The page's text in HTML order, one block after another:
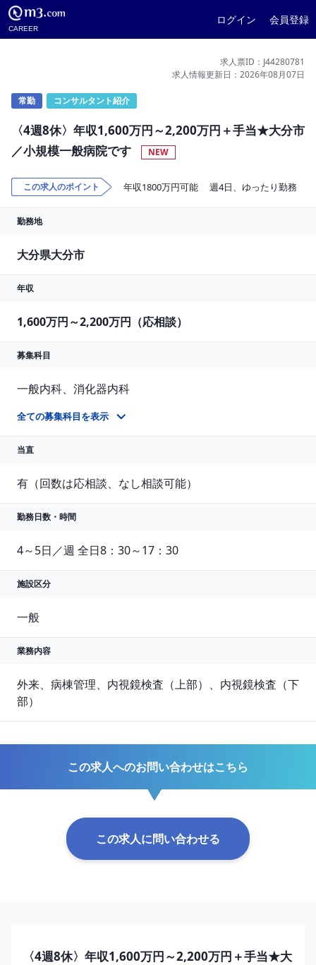
CAREER
ログイン 会員登録
求人票ID：J44280781
求人情報更新日：2026年08月07日
常勤 コンサルタント紹介
〈4週8休〉年収1,600万円～2,200万円＋手当★大分市
／小規模一般病院です
NEW
この求人のポイント 年収1800万円可能 週4日、ゆったり勤務
勤務地
大分県大分市
年収
1,600万円～2,200万円（応相談）
募集科目
一般内科、消化器内科
全ての募集科目を表示
当直
有（回数は応相談、なし相談可能）
勤務日数・時間
4～5日／週 全日8：30～17：30
施設区分
一般
業務内容
外来、病棟管理、内視鏡検査（上部）、内視鏡検査（下
部）
この求人へのお問い合わせはこちら
この求人に問い合わせる
〈4週8休〉年収1,600万円～2,200万円＋手当★大